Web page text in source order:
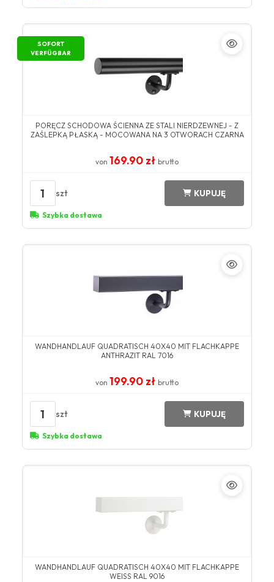
SOFORT
VERFÜGBAR
PORĘCZ SCHODOWA ŚCIENNA ZE STALI NIERDZEWNEJ - Z
ZAŚLEPKĄ PŁASKĄ - MOCOWANA NA 3 OTWORACH CZARNA
von 169.90 zł brutto
1 szt KUPUJĘ
Szybka dostawa
WANDHANDLAUF QUADRATISCH 40X40 MIT FLACHKAPPE
ANTHRAZIT RAL 7016
von 199.90 zł brutto
1 szt KUPUJĘ
Szybka dostawa
WANDHANDLAUF QUADRATISCH 40X40 MIT FLACHKAPPE
WEISS RAL 9016